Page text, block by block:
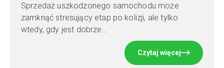
Sprzedaż uszkodzonego samochodu może
zamknąć stresujący etap po kolizji, ale tylko
wtedy, gdy jest dobrze…
Czytaj więcej